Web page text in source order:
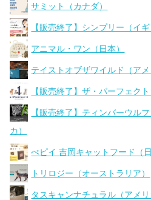
サミット（カナダ）
【販売終了】シンプリー（イギ
アニマル・ワン（日本）
テイストオブザワイルド（アメ
【販売終了】ザ・パーフェクト
【販売終了】ティンバーウル
カ）
ぺピイ 吉岡キャットフード（日
トリロジー（オーストラリア）
タスキャンナチュラル（アメリ